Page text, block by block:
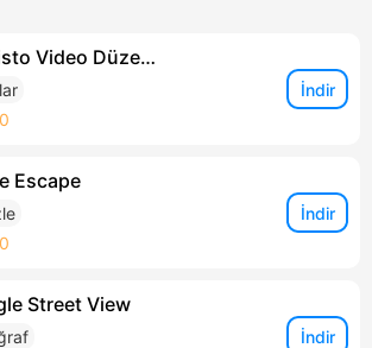
Magisto Video Düzenleyici
İndir
Escape
İndir
Street View
İndir